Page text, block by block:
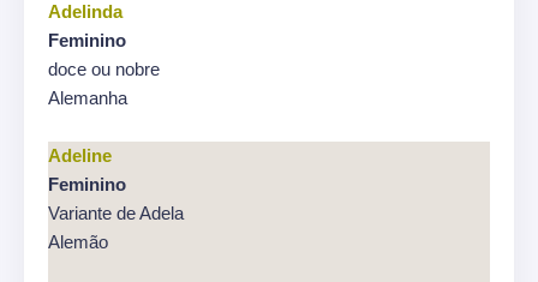
Adelinda
Feminino
doce ou nobre
Alemanha
Adeline
Feminino
Variante de Adela
Alemão